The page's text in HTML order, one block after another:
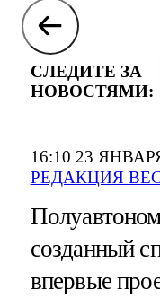
16:10 23
РЕДАКЦИЯ
СЛЕДИТЕ ЗА
НОВОСТЯМИ:
созданный
впервые